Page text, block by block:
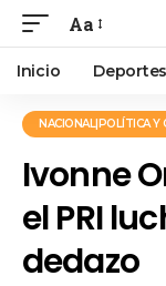
Aa
Inicio Deportes
NACIONAL|POLÍTICA Y
Ivonne
el PRI
dedazo